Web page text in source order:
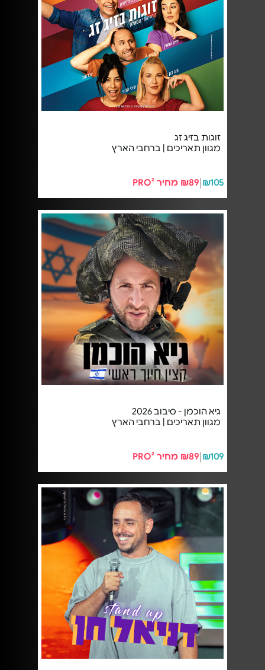
זוגות בזיג זג
מגוון תאריכים | ברחבי הארץ
₪105 ₪89 מחיר PRO²
גיא הוכמן - סיבוב 2026
מגוון תאריכים | ברחבי הארץ
₪109 ₪89 מחיר PRO²